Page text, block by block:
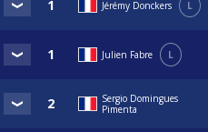
Jérémy Donckers L
Julien Fabre L
Sergio Domingues
Pimenta